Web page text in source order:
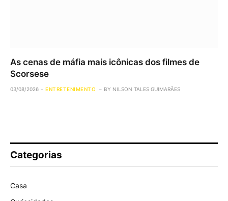
As cenas de máfia mais icônicas dos filmes de
Scorsese
03/08/2026 ENTRETENIMENTO BY NILSON TALES GUIMARÃES
Categorias
Casa